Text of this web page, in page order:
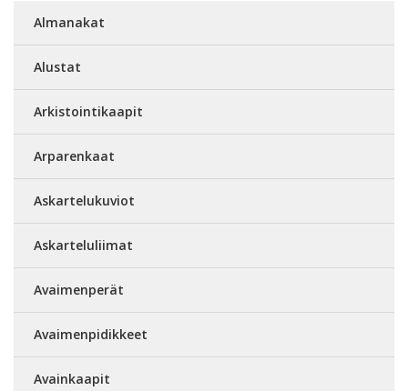
Almanakat
Alustat
Arkistointikaapit
Arparenkaat
Askartelukuviot
Askarteluliimat
Avaimenperät
Avaimenpidikkeet
Avainkaapit